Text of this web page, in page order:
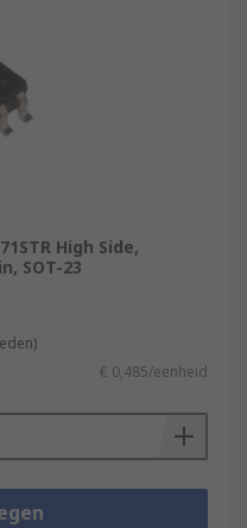
High Side,
SOT-23
€ 0,485/eenheid